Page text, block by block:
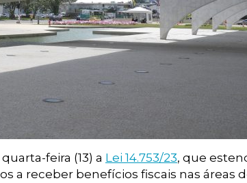
feira (13) a Lei 14.753/23, que
a receber benefícios fiscais nas áreas